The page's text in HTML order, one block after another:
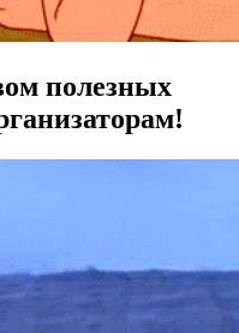
полезных